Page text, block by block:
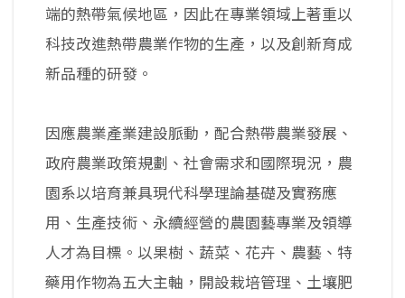
端的熱帶氣候地區，因此在專業領域上著重以
科技改進熱帶農業作物的生產，以及創新育成
新品種的研發。
因應農業產業建設脈動，配合熱帶農業發展、
政府農業政策規劃、社會需求和國際現況，農
園系以培育兼具現代科學理論基礎及實務應
用、生產技術、永續經營的農園藝專業及領導
人才為目標。以果樹、蔬菜、花卉、農藝、特
藥用作物為五大主軸，開設栽培管理、土壤肥